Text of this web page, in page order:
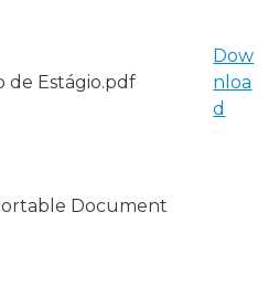
de Estágio.pdf
Document
Dow
nloa
d